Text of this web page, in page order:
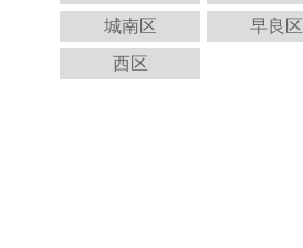
城南区
早良区
西区